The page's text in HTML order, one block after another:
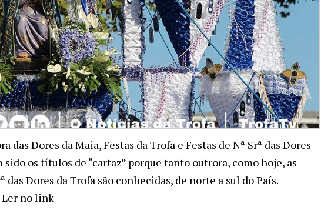
das Dores da Maia, Festas da Trofa e Festas de Nª Srª das Dores
sido os títulos de “cartaz” porque tanto outrora, como hoje, as
das Dores da Trofa são conhecidas, de norte a sul do País.
Ler no link